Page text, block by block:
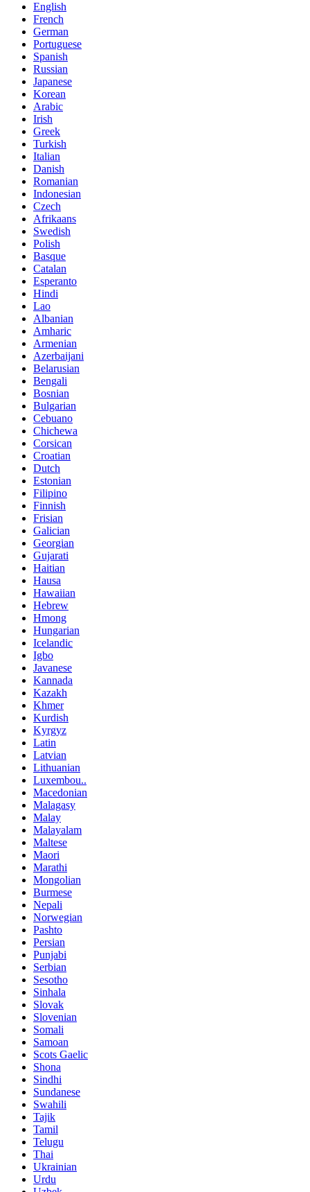
English
French
German
Portuguese
Spanish
Russian
Japanese
Korean
Arabic
Irish
Greek
Turkish
Italian
Danish
Romanian
Indonesian
Czech
Afrikaans
Swedish
Polish
Basque
Catalan
Esperanto
Hindi
Lao
Albanian
Amharic
Armenian
Azerbaijani
Belarusian
Bengali
Bosnian
Bulgarian
Cebuano
Chichewa
Corsican
Croatian
Dutch
Estonian
Filipino
Finnish
Frisian
Galician
Georgian
Gujarati
Haitian
Hausa
Hawaiian
Hebrew
Hmong
Hungarian
Icelandic
Igbo
Javanese
Kannada
Kazakh
Khmer
Kurdish
Kyrgyz
Latin
Latvian
Lithuanian
Luxembou..
Macedonian
Malagasy
Malay
Malayalam
Maltese
Maori
Marathi
Mongolian
Burmese
Nepali
Norwegian
Pashto
Persian
Punjabi
Serbian
Sesotho
Sinhala
Slovak
Slovenian
Somali
Samoan
Scots Gaelic
Shona
Sindhi
Sundanese
Swahili
Tajik
Tamil
Telugu
Thai
Ukrainian
Urdu